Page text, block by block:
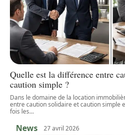
Quelle est la différence entre
caution simple ?
Dans le domaine de la location
entre caution solidaire et caution simple
fois les…
News 27 avril 2026